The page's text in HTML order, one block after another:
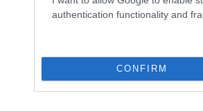
authentication functionality and
CONFIRM
A Pedagógusok Szakszervezetének
hónapokban a státusztörvény miatt.